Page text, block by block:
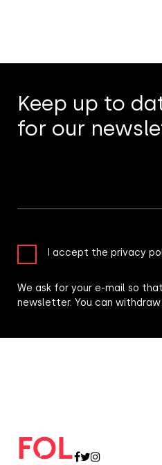
Keep up to
for our
I accept the privacy
We ask for your e-mail so
newsletter. You can